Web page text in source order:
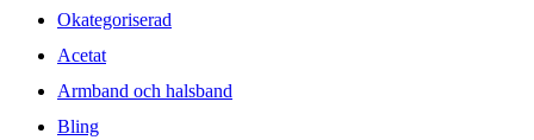
Okategoriserad
Acetat
Armband och halsband
Bling